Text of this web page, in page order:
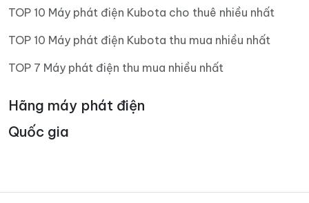
TOP 10 Máy phát điện Kubota cho thuê nhiều nhất
TOP 10 Máy phát điện Kubota thu mua nhiều nhất
TOP 7 Máy phát điện thu mua nhiều nhất
Hãng máy phát điện
Quốc gia